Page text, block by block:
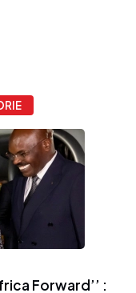
Forward’’ :